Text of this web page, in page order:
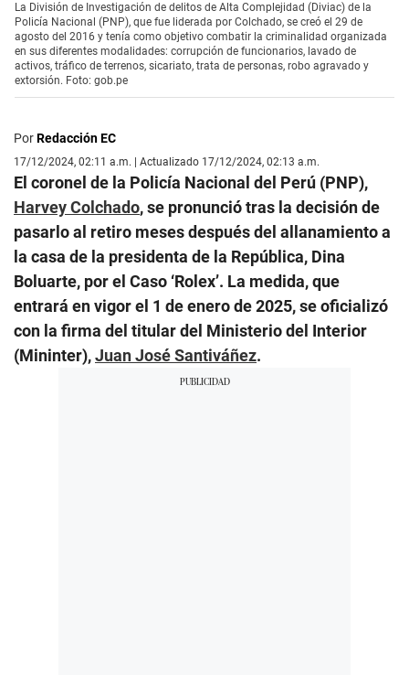
La División de Investigación de delitos de Alta Complejidad (Diviac) de la
Policía Nacional (PNP), que fue liderada por Colchado, se creó el 29 de
agosto del 2016 y tenía como objetivo combatir la criminalidad organizada
en sus diferentes modalidades: corrupción de funcionarios, lavado de
activos, tráfico de terrenos, sicariato, trata de personas, robo agravado y
extorsión. Foto: gob.pe
PorRedacción EC
17/12/2024, 02:11 a.m. | Actualizado 17/12/2024, 02:13 a.m.
El coronel de la Policía Nacional del Perú (PNP),
Harvey Colchado, se pronunció tras la decisión de
pasarlo al retiro meses después del allanamiento a
la casa de la presidenta de la República, Dina
Boluarte, por el Caso ‘Rolex’. La medida, que
entrará en vigor el 1 de enero de 2025, se oficializó
con la firma del titular del Ministerio del Interior
(Mininter),Juan José Santiváñez.